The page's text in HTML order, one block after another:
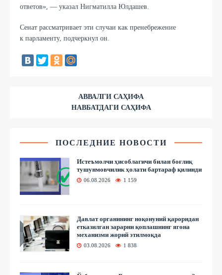
ответов», — указал Нигматилла Юлдашев.
Сенат рассматривает эти случаи как пренебрежение
к парламенту, подчеркнул он.
АВВАЛГИ САҲИФА
НАВБАТДАГИ САҲИФА
ПОСЛЕДНИЕ НОВОСТИ
Истеъмолчи ҳисоблагичи билан боғлиқ
тушунмовчилик ҳолати бартараф қилинди
06.08.2026 1 159
Давлат органининг ноқонуний қароридан
етказилган зарарни қоплашнинг ягона
механизми жорий этилмоқда
03.08.2026 1 838